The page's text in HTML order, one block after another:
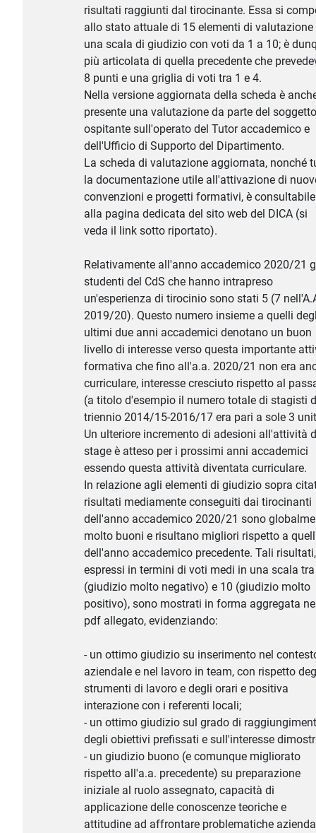
risultati raggiunti dal tirocinante. Essa si
allo stato attuale di 15 elementi di valutazione
una scala di giudizio con voti da 1 a 10; è
più articolata di quella precedente che
8 punti e una griglia di voti tra 1 e 4.
Nella versione aggiornata della scheda è
presente una valutazione da parte del soggetto
ospitante sull'operato del Tutor accademico e
dell'Ufficio di Supporto del Dipartimento.
La scheda di valutazione aggiornata, nonché
la documentazione utile all'attivazione di
convenzioni e progetti formativi, è consultabile
alla pagina dedicata del sito web del DICA (si
veda il link sotto riportato).
Relativamente all'anno accademico 2020/21
studenti del CdS che hanno intrapreso
un'esperienza di tirocinio sono stati 5 (7
2019/20). Questo numero insieme a quelli
ultimi due anni accademici denotano un buon
livello di interesse verso questa importante
formativa che fino all'a.a. 2020/21 non era
curriculare, interesse cresciuto rispetto al
(a titolo d'esempio il numero totale di stagisti
triennio 2014/15-2016/17 era pari a sole 3
Un ulteriore incremento di adesioni all'attività
stage è atteso per i prossimi anni accademici
essendo questa attività diventata curriculare.
In relazione agli elementi di giudizio sopra
risultati mediamente conseguiti dai tirocinanti
dell'anno accademico 2020/21 sono
molto buoni e risultano migliori rispetto a
dell'anno accademico precedente. Tali risultati,
espressi in termini di voti medi in una scala
(giudizio molto negativo) e 10 (giudizio molto
positivo), sono mostrati in forma aggregata
pdf allegato, evidenziando:
- un ottimo giudizio su inserimento nel
aziendale e nel lavoro in team, con rispetto
strumenti di lavoro e degli orari e positiva
interazione con i referenti locali;
- un ottimo giudizio sul grado di
degli obiettivi prefissati e sull'interesse
- un giudizio buono (e comunque migliorato
rispetto all'a.a. precedente) su preparazione
iniziale al ruolo assegnato, capacità di
applicazione delle conoscenze teoriche e
attitudine ad affrontare problematiche